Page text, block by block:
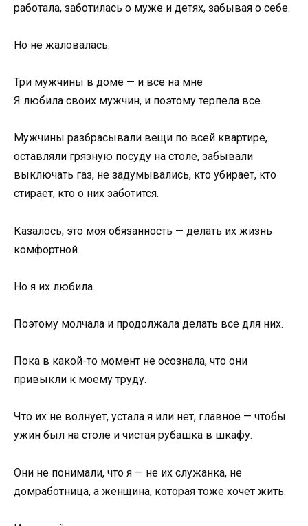
работала, заботилась о муже и детях, забывая о себе.
Но не жаловалась.
Три мужчины в доме — и все на мне
Я любила своих мужчин, и поэтому терпела все.
Мужчины разбрасывали вещи по всей квартире,
оставляли грязную посуду на столе, забывали
выключать газ, не задумывались, кто убирает, кто
стирает, кто о них заботится.
Казалось, это моя обязанность — делать их жизнь
комфортной.
Но я их любила.
Поэтому молчала и продолжала делать все для них.
Пока в какой-то момент не осознала, что они
привыкли к моему труду.
Что их не волнует, устала я или нет, главное — чтобы
ужин был на столе и чистая рубашка в шкафу.
Они не понимали, что я — не их служанка, не
домработница, а женщина, которая тоже хочет жить.